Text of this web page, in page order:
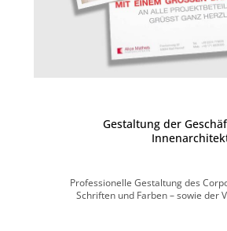
Gestaltung der
Professionelle Gestaltung des
Schriften und Farben – sowie der